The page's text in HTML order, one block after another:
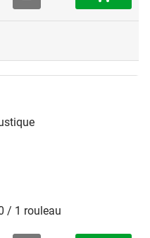
/ 1 rouleau